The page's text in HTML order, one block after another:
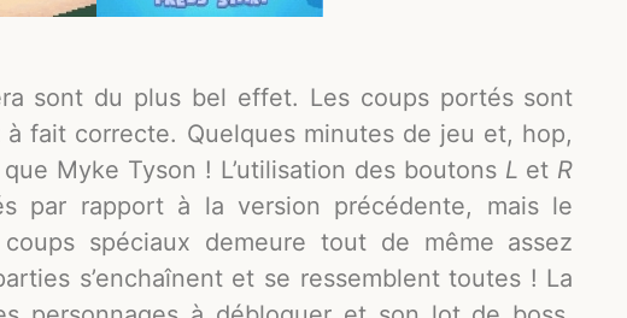
sont du plus bel effet. Les coups portés sont
fait correcte. Quelques minutes de jeu et, hop,
Myke Tyson ! L’utilisation des boutons L et R
par rapport à la version précédente, mais le
spéciaux demeure tout de même assez
s’enchaînent et se ressemblent toutes ! La